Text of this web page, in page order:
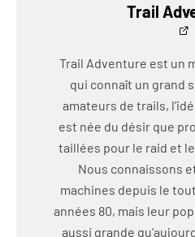
Trail
Trail Adventure est un
qui connaît un grand
amateurs de trails,
est née du désir que
taillées pour le raid et
Nous connaissons
machines depuis le
années 80, mais leur
aussi grande